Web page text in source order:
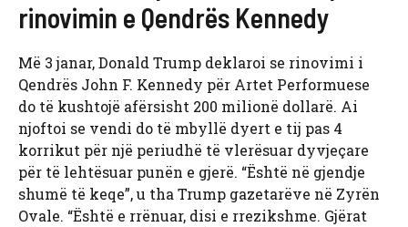
rinovimin e Qendrës Kennedy
Më 3 janar, Donald Trump deklaroi se rinovimi i
Qendrës John F. Kennedy për Artet Performuese
do të kushtojë afërsisht 200 milionë dollarë. Ai
njoftoi se vendi do të mbyllë dyert e tij pas 4
korrikut për një periudhë të vlerësuar dyvjeçare
për të lehtësuar punën e gjerë. “Është në gjendje
shumë të keqe”, u tha Trump gazetarëve në Zyrën
Ovale. “Është e rrënuar, disi e rrezikshme. Gjërat